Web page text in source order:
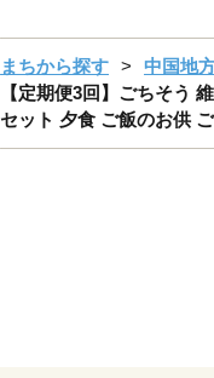
まちから探す 中国地
【定期便3回】ごちそう
セット 夕食 ご飯のお供